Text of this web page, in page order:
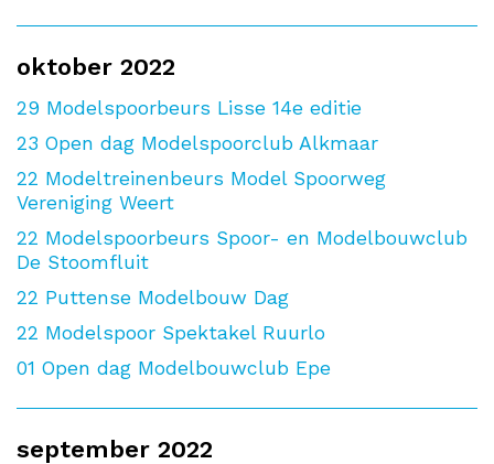
oktober 2022
29 Modelspoorbeurs Lisse 14e editie
23 Open dag Modelspoorclub Alkmaar
22 Modeltreinenbeurs Model Spoorweg
Vereniging Weert
22 Modelspoorbeurs Spoor- en Modelbouwclub
De Stoomfluit
22 Puttense Modelbouw Dag
22 Modelspoor Spektakel Ruurlo
01 Open dag Modelbouwclub Epe
september 2022